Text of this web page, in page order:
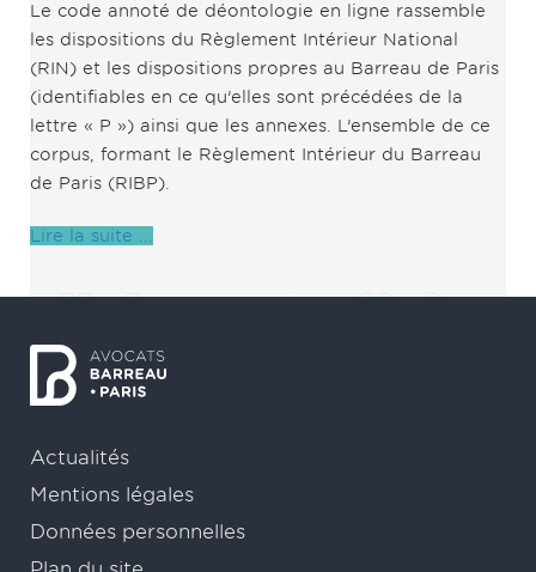
Le code annoté de déontologie en ligne rassemble
les dispositions du Règlement Intérieur National
(RIN) et les dispositions propres au Barreau de Paris
(identifiables en ce qu’elles sont précédées de la
lettre « P ») ainsi que les annexes. L’ensemble de ce
corpus, formant le Règlement Intérieur du Barreau
de Paris (RIBP).
Lire la suite ...
Actualités
Mentions légales
Données personnelles